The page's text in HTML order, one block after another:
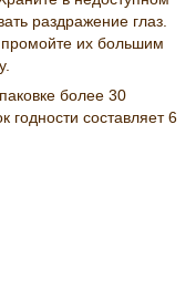
раздражение глаз.
промойте их большим
более 30
годности составляет 6